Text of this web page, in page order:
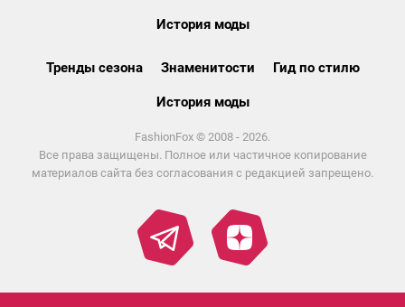
История моды
Тренды сезона Знаменитости Гид по стилю
История моды
FashionFox © 2008 - 2026.
Все права защищены. Полное или частичное копирование
материалов сайта без согласования с редакцией запрещено.